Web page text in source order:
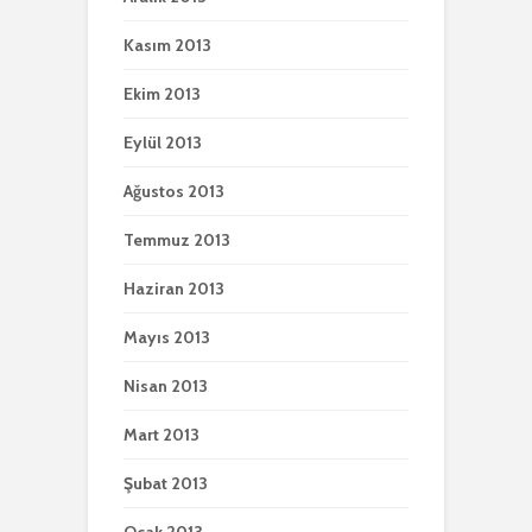
Kasım 2013
Ekim 2013
Eylül 2013
Ağustos 2013
Temmuz 2013
Haziran 2013
Mayıs 2013
Nisan 2013
Mart 2013
Şubat 2013